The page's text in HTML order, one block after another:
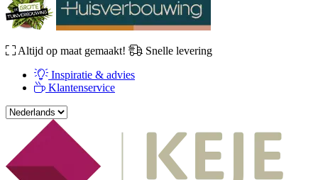
Altijd op maat gemaakt!
Snelle levering
Inspiratie & advies
Klantenservice